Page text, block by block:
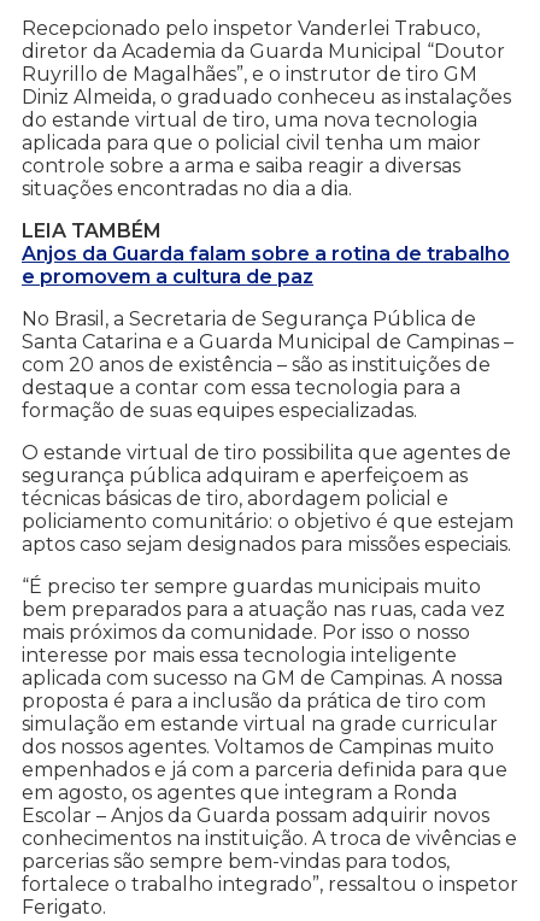
Recepcionado pelo inspetor Vanderlei Trabuco,
diretor da Academia da Guarda Municipal “Doutor
Ruyrillo de Magalhães”, e o instrutor de tiro GM
Diniz Almeida, o graduado conheceu as instalações
do estande virtual de tiro, uma nova tecnologia
aplicada para que o policial civil tenha um maior
controle sobre a arma e saiba reagir a diversas
situações encontradas no dia a dia.
LEIA TAMBÉM
Anjos da Guarda falam sobre a rotina de trabalho
e promovem a cultura de paz
No Brasil, a Secretaria de Segurança Pública de
Santa Catarina e a Guarda Municipal de Campinas –
com 20 anos de existência – são as instituições de
destaque a contar com essa tecnologia para a
formação de suas equipes especializadas.
O estande virtual de tiro possibilita que agentes de
segurança pública adquiram e aperfeiçoem as
técnicas básicas de tiro, abordagem policial e
policiamento comunitário: o objetivo é que estejam
aptos caso sejam designados para missões especiais.
“É preciso ter sempre guardas municipais muito
bem preparados para a atuação nas ruas, cada vez
mais próximos da comunidade. Por isso o nosso
interesse por mais essa tecnologia inteligente
aplicada com sucesso na GM de Campinas. A nossa
proposta é para a inclusão da prática de tiro com
simulação em estande virtual na grade curricular
dos nossos agentes. Voltamos de Campinas muito
empenhados e já com a parceria definida para que
em agosto, os agentes que integram a Ronda
Escolar – Anjos da Guarda possam adquirir novos
conhecimentos na instituição. A troca de vivências e
parcerias são sempre bem-vindas para todos,
fortalece o trabalho integrado”, ressaltou o inspetor
Ferigato.